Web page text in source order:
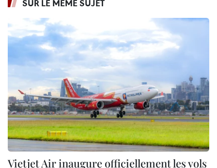
SUR LE MÊME SUJET
Vietjet Air inaugure officiellement les vols